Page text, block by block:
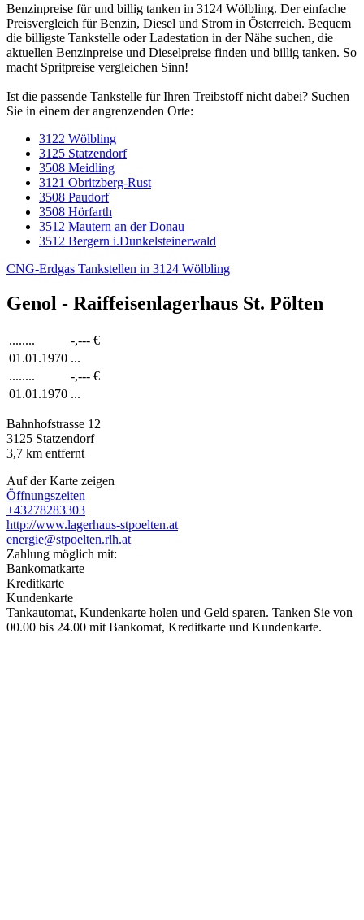
Benzinpreise für und billig tanken in 3124 Wölbling. Der einfache
Preisvergleich für Benzin, Diesel und Strom in Österreich. Bequem
die billigste Tankstelle oder Ladestation in der Nähe suchen, die
aktuellen Benzinpreise und Dieselpreise finden und billig tanken. So
macht Spritpreise vergleichen Sinn!
Ist die passende Tankstelle für Ihren Treibstoff nicht dabei? Suchen
Sie in einem der angrenzenden Orte:
3122 Wölbling
3125 Statzendorf
3508 Meidling
3121 Obritzberg-Rust
3508 Paudorf
3508 Hörfarth
3512 Mautern an der Donau
3512 Bergern i.Dunkelsteinerwald
CNG-Erdgas Tankstellen in 3124 Wölbling
Genol - Raiffeisenlagerhaus St. Pölten
........ -,--- €
01.01.1970 ...
........
-,--- €
01.01.1970 ...
Bahnhofstrasse 12
3125 Statzendorf
3,7 km entfernt
Auf der Karte zeigen
Öffnungszeiten
+43278283303
http://www.lagerhaus-stpoelten.at
energie@stpoelten.rlh.at
Zahlung möglich mit:
Bankomatkarte
Kreditkarte
Kundenkarte
Tankautomat, Kundenkarte holen und Geld sparen. Tanken Sie von
00.00 bis 24.00 mit Bankomat, Kreditkarte und Kundenkarte.